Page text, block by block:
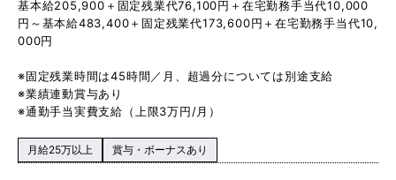
基本給205,900＋固定残業代76,100円＋在宅勤務手当代10,000
円～基本給483,400＋固定残業代173,600円＋在宅勤務手当代10,
000円
※固定残業時間は45時間／月、超過分については別途支給
※業績連動賞与あり
※通勤手当実費支給（上限3万円/月）
月給25万以上 賞与・ボーナスあり